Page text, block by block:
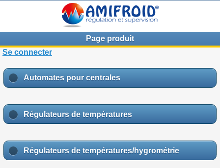
Page produit
Se connecter
Automates pour centrales
Régulateurs de températures
Régulateurs de températures/hygrométrie